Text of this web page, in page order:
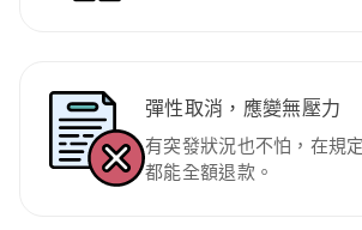
彈性取消，應變無壓力
有突發狀況也不怕，在規
都能全額退款。